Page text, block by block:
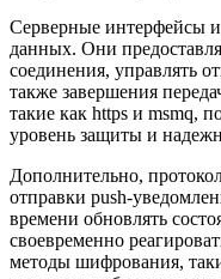
Серверные интерфейсы
данных. Они
соединения, управлять
также завершения
такие как https и msmq,
уровень защиты и
Дополнительно,
отправки push-
времени обновлять
своевременно
методы шифрования,